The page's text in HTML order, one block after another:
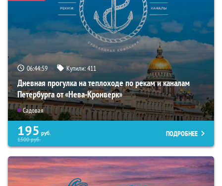
06:44:57 Купили:411
Дневная прогулка на теплоходе по рекам и каналам
Петербурга от «Нева-Кронверк»
Садовая
195 руб.
1500руб.
ПОДРОБНЕЕ